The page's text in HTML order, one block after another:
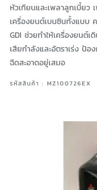
หัวเทียนและเพลาลูกเบี้ยว
เครื่องยนต์เบนซินทั้งแบบ
GDI ช่วยทำให้เครื่องยนต์
เสียกำลังและอัตราเร่ง ป้
ฉีดสะอาดอยู่เสมอ
รหัสสินค้า : MZ100726EX